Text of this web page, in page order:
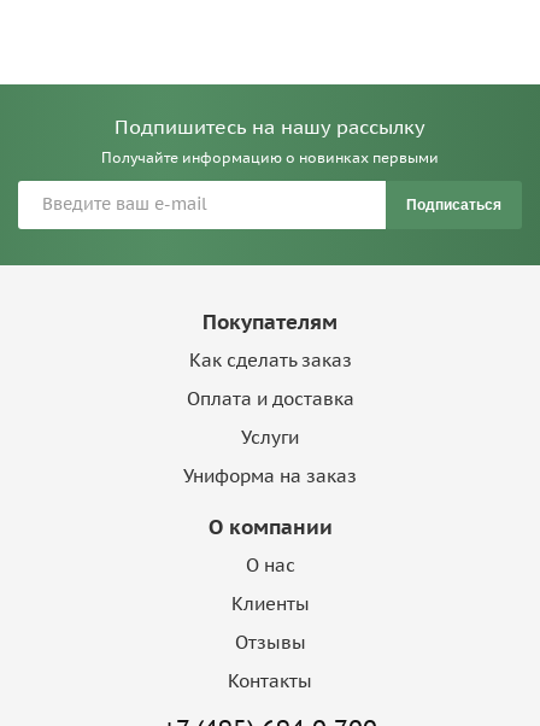
Подпишитесь на нашу рассылку
Получайте информацию о новинках первыми
Подписаться
Покупателям
Как сделать заказ
Оплата и доставка
Услуги
Униформа на заказ
О компании
О нас
Клиенты
Отзывы
Контакты